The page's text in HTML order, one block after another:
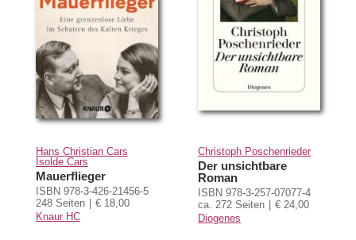
Hans Christian Cars
Isolde Cars
Mauerflieger
ISBN 978-3-426-21456-5
248 Seiten
€ 18,00
Knaur HC
Christoph Poschenrieder
Der unsichtbare
Roman
ISBN 978-3-257-07077-4
ca. 272 Seiten
€ 24,00
Diogenes